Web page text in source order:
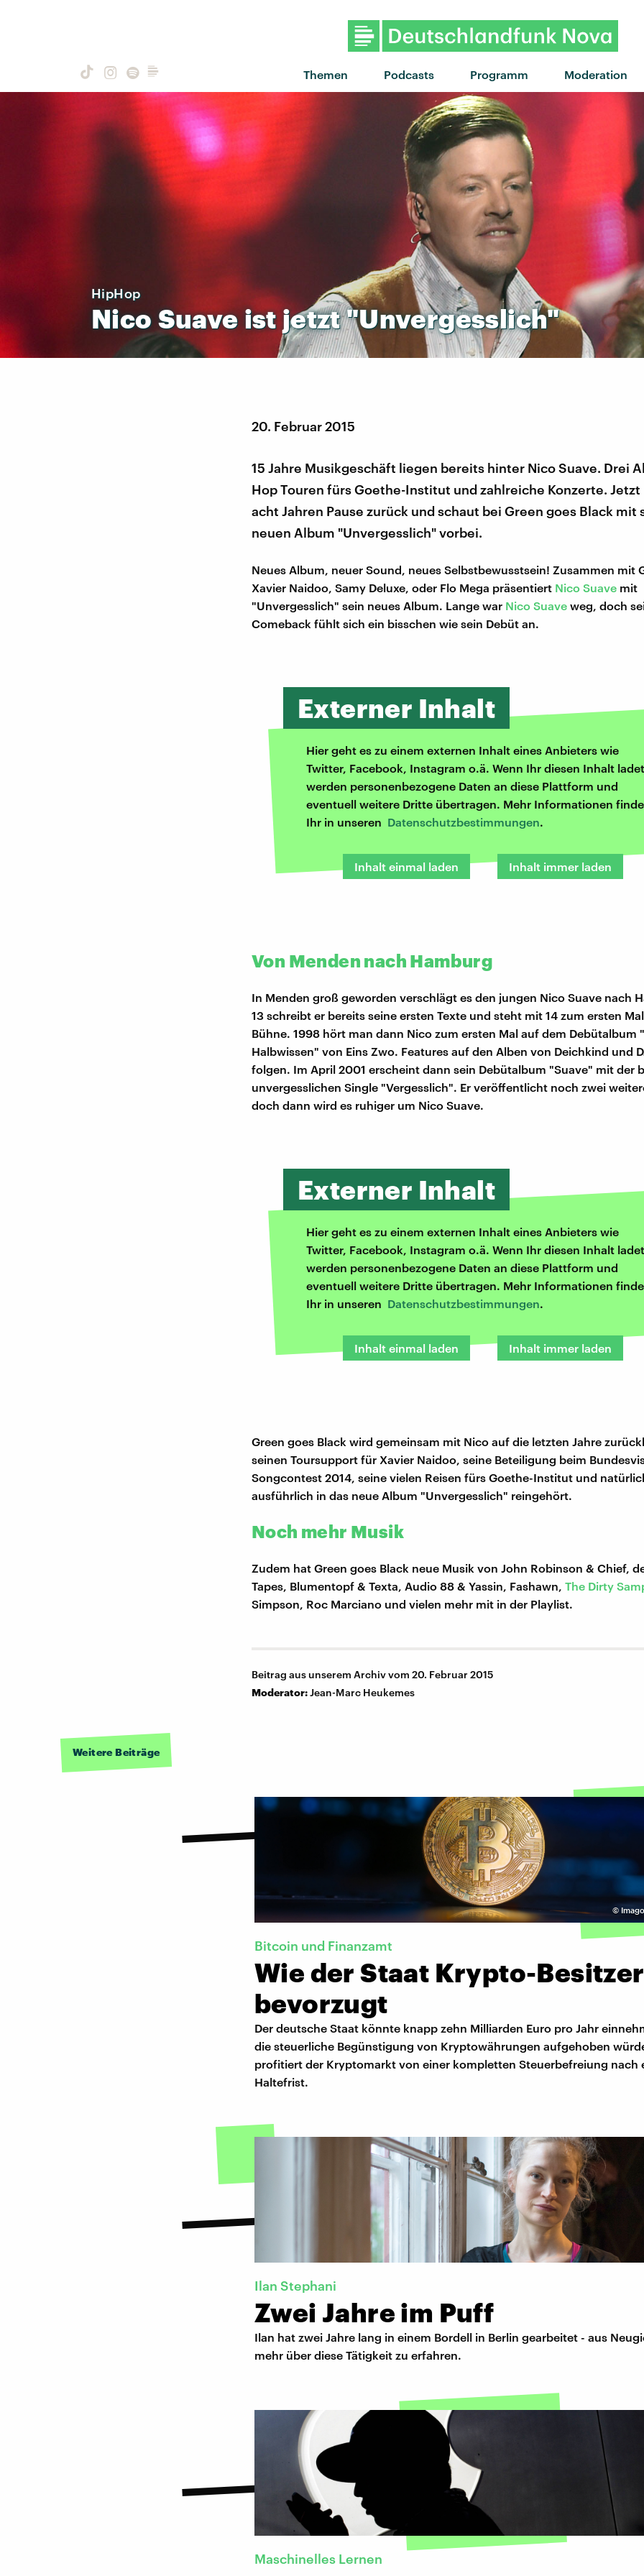
Themen Podcasts Programm Moderation
"Für dich da" von
HipHop
Nico Suaveistjetzt"Unvergesslich"
20. Februar 2015
15 Jahre Musikgeschäft liegen bereits hinter Nico Suave. Drei
Hop Touren fürs Goethe-Institut und zahlreiche Konzerte. Jetzt
acht Jahren Pause zurück und schaut bei Green goes Black mit
neuen Album "Unvergesslich" vorbei.
Neues Album, neuer Sound, neues Selbstbewusstsein! Zusammen mit
Xavier Naidoo, Samy Deluxe, oder Flo Mega präsentiert Nico Suave mit
"Unvergesslich" sein neues Album. Lange war Nico Suave weg, doch
Comeback fühlt sich ein bisschen wie sein Debüt an.
Externer Inhalt
Hier geht es zu einem externen Inhalt eines Anbieters wie
Twitter, Facebook, Instagram o.ä. Wenn Ihr diesen Inhalt
werden personenbezogene Daten an diese Plattform und
eventuell weitere Dritte übertragen. Mehr Informationen
Ihr in unseren Datenschutzbestimmungen.
Inhalt einmal laden Inhalt immer laden
Von Menden nach Hamburg
In Menden groß geworden verschlägt es den jungen Nico Suave nach
13 schreibt er bereits seine ersten Texte und steht mit 14 zum ersten
Bühne. 1998 hört man dann Nico zum ersten Mal auf dem Debütalbum
Halbwissen" von Eins Zwo. Features auf den Alben von Deichkind und
folgen. Im April 2001 erscheint dann sein Debütalbum "Suave" mit der
unvergesslichen Single "Vergesslich". Er veröffentlicht noch zwei
doch dann wird es ruhiger um Nico Suave.
Externer Inhalt
Hier geht es zu einem externen Inhalt eines Anbieters wie
Twitter, Facebook, Instagram o.ä. Wenn Ihr diesen Inhalt
werden personenbezogene Daten an diese Plattform und
eventuell weitere Dritte übertragen. Mehr Informationen
Ihr in unseren Datenschutzbestimmungen.
Inhalt einmal laden Inhalt immer laden
Green goes Black wird gemeinsam mit Nico auf die letzten Jahre
seinen Toursupport für Xavier Naidoo, seine Beteiligung beim
Songcontest 2014, seine vielen Reisen fürs Goethe-Institut und
ausführlich in das neue Album "Unvergesslich" reingehört.
Noch mehr Musik
Zudem hat Green goes Black neue Musik von John Robinson & Chief,
Tapes, Blumentopf & Texta, Audio 88 & Yassin, Fashawn, The Dirty
Simpson, Roc Marciano und vielen mehr mit in der Playlist.
Beitrag aus unserem Archiv vom 20. Februar 2015
Moderator:Jean-Marc Heukemes
Weitere Beiträge
©
Bitcoin und Finanzamt
Wie der Staat Krypto-Besitzer
bevorzugt
Der deutsche Staat könnte knapp zehn Milliarden Euro pro Jahr
die steuerliche Begünstigung von Kryptowährungen aufgehoben
profitiert der Kryptomarkt von einer kompletten Steuerbefreiung nach
Haltefrist.
Ilan Stephani
Zwei Jahre im Puff
Ilan hat zwei Jahre lang in einem Bordell in Berlin gearbeitet - aus
mehr über diese Tätigkeit zu erfahren.
Maschinelles Lernen